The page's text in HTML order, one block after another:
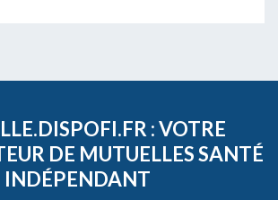
: VOTRE
DE MUTUELLES SANTÉ
INDÉPENDANT